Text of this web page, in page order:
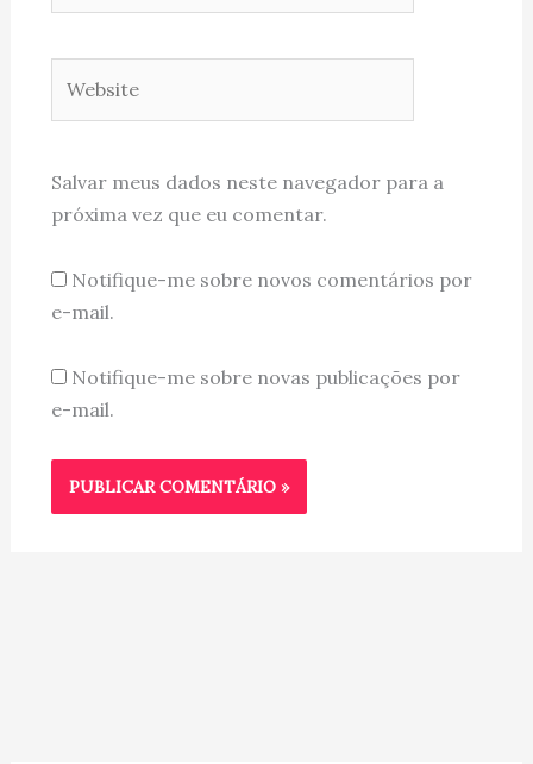
Salvar meus dados neste navegador para a
próxima vez que eu comentar.
Notifique-me sobre novos comentários por
e-mail.
Notifique-me sobre novas publicações por
e-mail.